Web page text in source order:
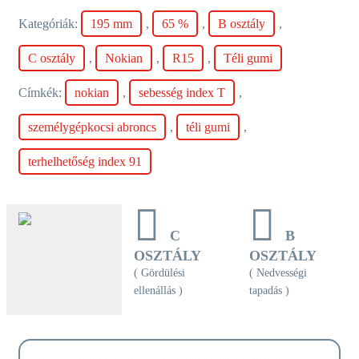
Kategóriák: 195 mm , 65 % , B osztály ,
C osztály , Nokian , R15 , Téli gumi
Címkék: nokian , sebesség index T ,
személygépkocsi abroncs , téli gumi ,
terhelhetőség index 91
C
OSZTÁLY
( Gördülési
ellenállás )
B
OSZTÁLY
( Nedvességi
tapadás )